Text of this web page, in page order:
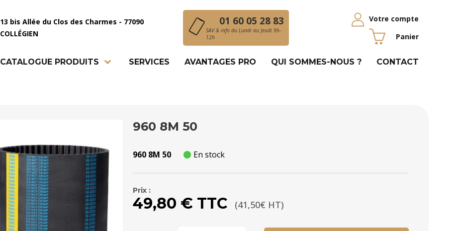
13 bis Allée du Clos des Charmes - 77090
COLLÉGIEN
01 60 05 28 83
SAV & info du Lundi au Jeudi 9h-
12h
Votre compte
Panier
CATALOGUE PRODUITS SERVICES AVANTAGES PRO QUI SOMMES-NOUS ? CONTACT
960 8M 50
960 8M 50 En stock
Prix :
49,80 € TTC (41,50€ HT)